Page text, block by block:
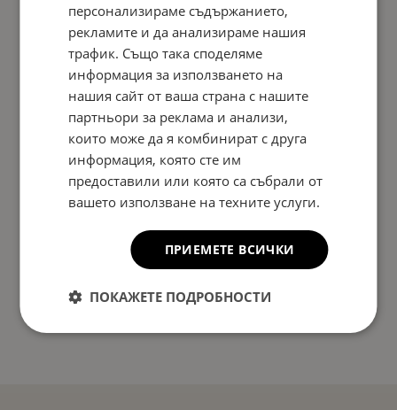
персонализираме съдържанието,
рекламите и да анализираме нашия
трафик. Също така споделяме
информация за използването на
нашия сайт от ваша страна с нашите
партньори за реклама и анализи,
които може да я комбинират с друга
информация, която сте им
предоставили или която са събрали от
вашето използване на техните услуги.
ПРИЕМЕТЕ ВСИЧКИ
ПОКАЖЕТЕ ПОДРОБНОСТИ